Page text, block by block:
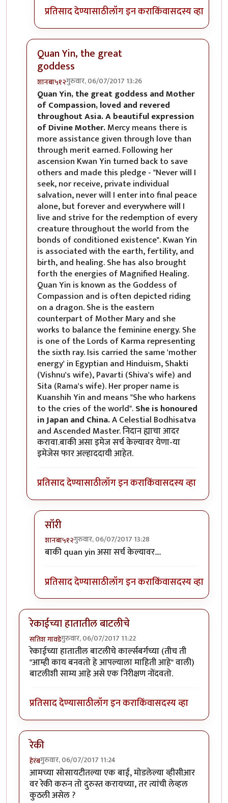
प्रतिसाद देण्यासाठीलॉग इन कराकिंवासदस्य व्हा
Quan Yin, the great
goddess
शानबा५१२गुरुवार, 06/07/2017 13:26
In reply toरेकाई काय क्युट दिसतेय हो,byअभ्या..
Quan Yin, the great goddess and Mother
of Compassion, loved and revered
throughout Asia. A beautiful expression
of Divine Mother.Mercy means there is
more assistance given through love than
through merit earned. Following her
ascension Kwan Yin turned back to save
others and made this pledge - "Never will I
seek, nor receive, private individual
salvation, never will I enter into final peace
alone, but forever and everywhere will I
live and strive for the redemption of every
creature throughout the world from the
bonds of conditioned existence". Kwan Yin
is associated with the earth, fertility, and
birth, and healing. She has also brought
forth the energies of Magnified Healing.
Quan Yin is known as the Goddess of
Compassion and is often depicted riding
on a dragon. She is the eastern
counterpart of Mother Mary and she
works to balance the feminine energy. She
is one of the Lords of Karma representing
the sixth ray. Isis carried the same 'mother
energy' in Egyptian and Hinduism, Shakti
(Vishnu's wife), Pavarti (Shiva's wife) and
Sita (Rama's wife). Her proper name is
Kuanshih Yin and means "She who harkens
to the cries of the world".She is honoured
in Japan and China.A Celestial Bodhisatva
and Ascended Master. निदान ह्याचा आदर
करावा.बाकी असा इमेज सर्च केल्यावर येणा-या
इमेजेस फार अल्हाददायी आहेत.
प्रतिसाद देण्यासाठीलॉग इन कराकिंवासदस्य व्हा
सॉरी
शानबा५१२गुरुवार, 06/07/2017 13:28
In reply toQuan Yin, the great goddess
बाकी quan yin असा सर्च केल्यावर....
प्रतिसाद देण्यासाठीलॉग इन कराकिंवासदस्य व्हा
रेकाईच्या हातातील बाटलीचे
सतिश गावडेगुरुवार, 06/07/2017 11:22
रेकाईच्या हातातील बाटलीचे कार्ल्सबर्गच्या (तीच ती
"आम्ही काय बनवतो हे आपल्याला माहिती आहे" वाली)
बाटलीशी साम्य आहे असे एक निरीक्षण नोंदवतो.
प्रतिसाद देण्यासाठीलॉग इन कराकिंवासदस्य व्हा
रेकी
हेरंबगुरुवार, 06/07/2017 11:24
आमच्या सोसायटीतल्या एक बाई, मोडलेल्या व्हीसीआर
वर रेकी करुन तो दुरुस्त करायच्या, तर त्यांची लेव्हल
कुठली असेल ?